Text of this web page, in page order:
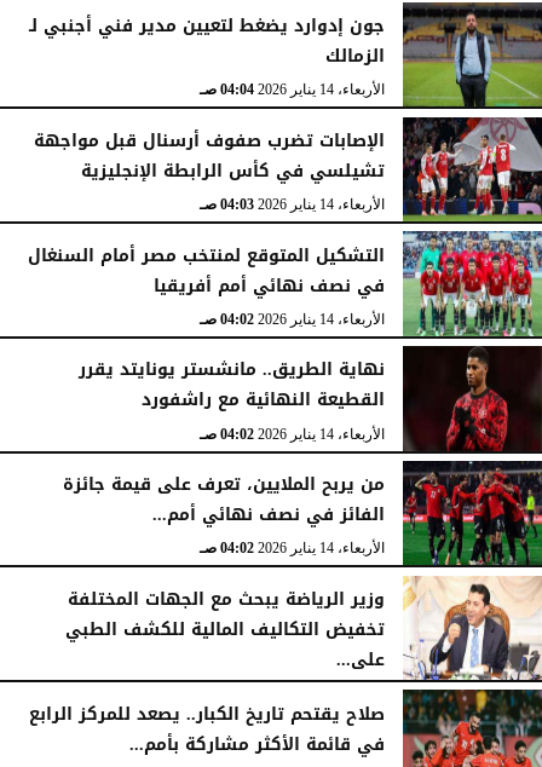
الثلاثاء، 31 مارس 2026 04:47 صـ
جون إدوارد يضغط لتعيين مدير فني أجنبي لـ
الزمالك
الأربعاء، 14 يناير 2026 04:04 صـ
الإصابات تضرب صفوف أرسنال قبل مواجهة
تشيلسي في كأس الرابطة الإنجليزية
الأربعاء، 14 يناير 2026 04:03 صـ
التشكيل المتوقع لمنتخب مصر أمام السنغال
في نصف نهائي أمم أفريقيا
الأربعاء، 14 يناير 2026 04:02 صـ
نهاية الطريق.. مانشستر يونايتد يقرر
القطيعة النهائية مع راشفورد
الأربعاء، 14 يناير 2026 04:02 صـ
من يربح الملايين، تعرف على قيمة جائزة
الفائز في نصف نهائي أمم...
الأربعاء، 14 يناير 2026 04:02 صـ
وزير الرياضة يبحث مع الجهات المختلفة
تخفيض التكاليف المالية للكشف الطبي
على...
الأربعاء، 14 يناير 2026 03:56 صـ
صلاح يقتحم تاريخ الكبار.. يصعد للمركز الرابع
في قائمة الأكثر مشاركة بأمم...